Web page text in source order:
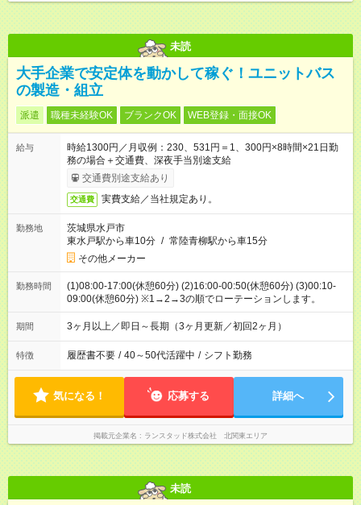
未読
大手企業で安定体を動かして稼ぐ！ユニットバス
の製造・組立
派遣 職種未経験OK ブランクOK WEB登録・面接OK
給与
時給1300円／月収例：230、531円＝1、300円×8時間×21日勤
務の場合＋交通費、深夜手当別途支給
交通費別途支給あり
交通費 実費支給／当社規定あり。
勤務地
茨城県水戸市
東水戸駅から車10分 / 常陸青柳駅から車15分
その他メーカー
勤務時間
(1)08:00-17:00(休憩60分) (2)16:00-00:50(休憩60分) (3)00:10-
09:00(休憩60分) ※1→2→3の順でローテーションします。
期間 3ヶ月以上／即日～長期（3ヶ月更新／初回2ヶ月）
特徴 履歴書不要 / 40～50代活躍中 / シフト勤務
気になる！ 応募する 詳細へ
掲載元企業名 ランスタッド株式会社 北関東エリア
未読